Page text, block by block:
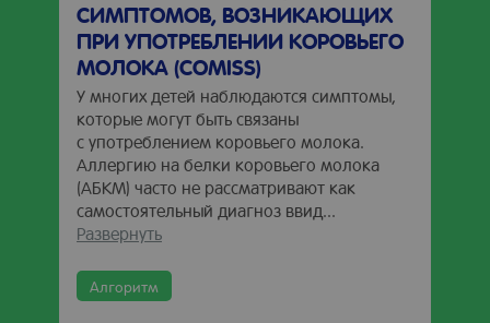
СИМПТОМОВ, ВОЗНИКАЮЩИХ
ПРИ УПОТРЕБЛЕНИИ КОРОВЬЕГО
МОЛОКА (COMISS)
У многих детей наблюдаются симптомы,
которые могут быть связаны
с употреблением коровьего молока.
Аллергию на белки коровьего молока
(АБКМ) часто не рассматривают как
самостоятельный диагноз ввид...
Развернуть
Алгоритм